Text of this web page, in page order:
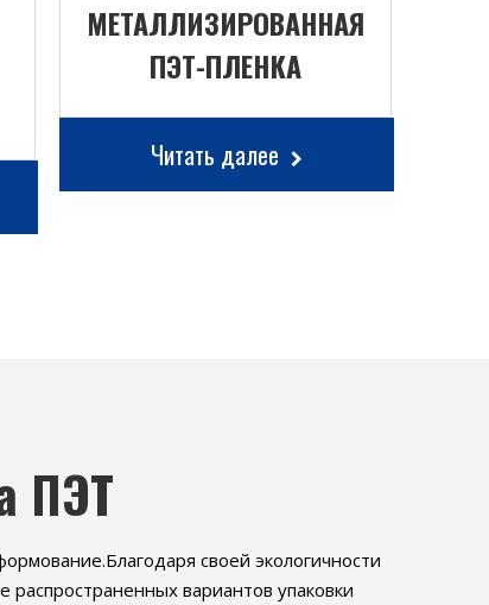
МЕТАЛЛИЗИРОВАННАЯ
ПЭТ-ПЛЕНКА
Читать далее
ПЭТ
своей экологичности
вариантов упаковки